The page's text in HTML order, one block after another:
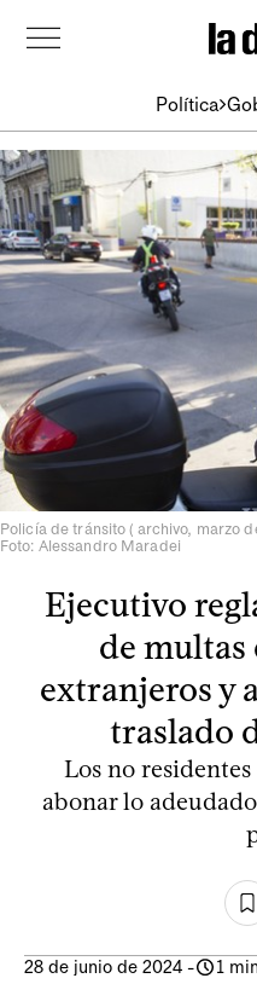
Política
Policía de tránsito ( archivo, marzo
Foto: Alessandro Maradei
Ejecutivo
de
extranjeros y
traslado
Los no
abonar lo
28 de junio de 2024 - 1